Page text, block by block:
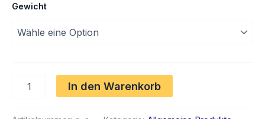
Gewicht
Menge
In den Warenkorb